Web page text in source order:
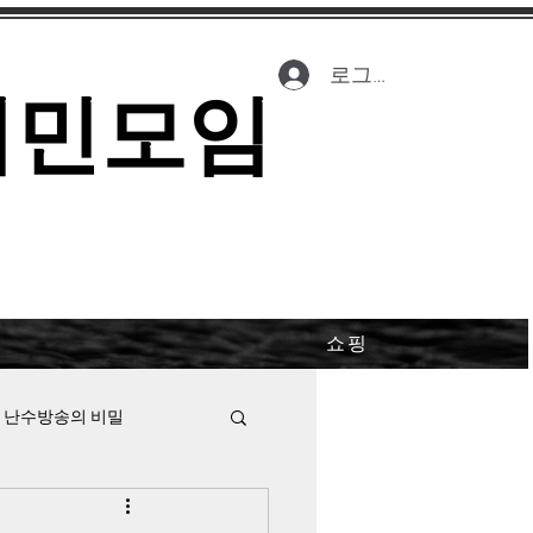
로그인
모임
쇼핑
수방송의 비밀